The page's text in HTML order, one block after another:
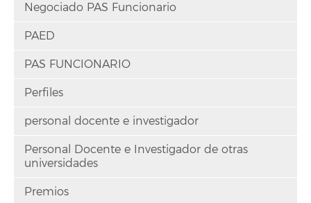
Negociado PAS Funcionario
PAED
PAS FUNCIONARIO
Perfiles
personal docente e investigador
Personal Docente e Investigador de otras
universidades
Premios